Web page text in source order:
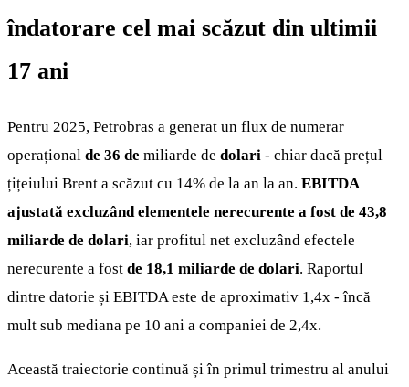
îndatorare cel mai scăzut din ultimii
17 ani
Pentru 2025, Petrobras a generat un flux de numerar
operațional de 36 de miliarde de dolari - chiar dacă prețul
țițeiului Brent a scăzut cu 14% de la an la an. EBITDA
ajustată excluzând elementele nerecurente a fost de 43,8
miliarde de dolari, iar profitul net excluzând efectele
nerecurente a fost de 18,1 miliarde de dolari. Raportul
dintre datorie și EBITDA este de aproximativ 1,4x - încă
mult sub mediana pe 10 ani a companiei de 2,4x.
Această traiectorie continuă și în primul trimestru al anului